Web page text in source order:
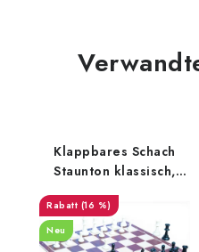
Klappbares Schach
Staunton klassisch,
groß
(16 %)
Neu